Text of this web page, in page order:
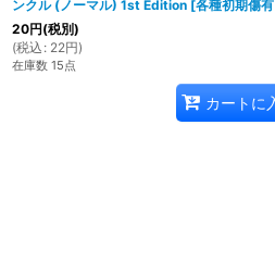
ンクル (ノーマル) 1st Edition [各種初期傷有
20円(税別)
(税込 : 22円)
在庫数 15点
カートに